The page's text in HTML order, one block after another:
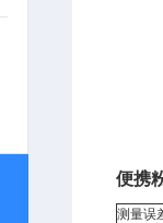
便携
测量误